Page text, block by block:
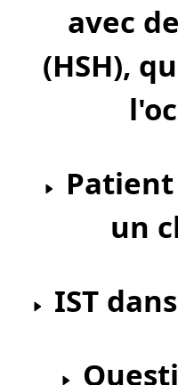
avec
(HSH),
un
IST